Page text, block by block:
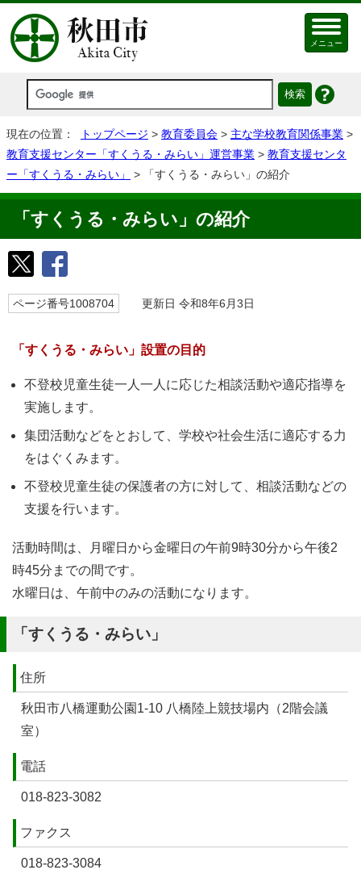
メニュー
現在の位置： トップページ > 教育委員会 > 主な学校教育関係事業 >
教育支援センター「すくうる・みらい」運営事業 > 教育支援センタ
ー「すくうる・みらい」
> 「すくうる・みらい」の紹介
「すくうる・みらい」の紹介
ページ番号1008704 更新日 令和8年6月3日
「すくうる・みらい」設置の目的
不登校児童生徒一人一人に応じた相談活動や適応指導を
実施します。
集団活動などをとおして、学校や社会生活に適応する力
をはぐくみます。
不登校児童生徒の保護者の方に対して、相談活動などの
支援を行います。
活動時間は、月曜日から金曜日の午前9時30分から午後2
時45分までの間です。
水曜日は、午前中のみの活動になります。
「すくうる・みらい」
住所
秋田市八橋運動公園1-10 八橋陸上競技場内（2階会議
室）
電話
018-823-3082
ファクス
018-823-3084